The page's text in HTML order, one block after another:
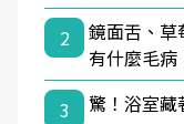
2
鏡面舌、草
有什麼毛病
3
驚！浴室藏